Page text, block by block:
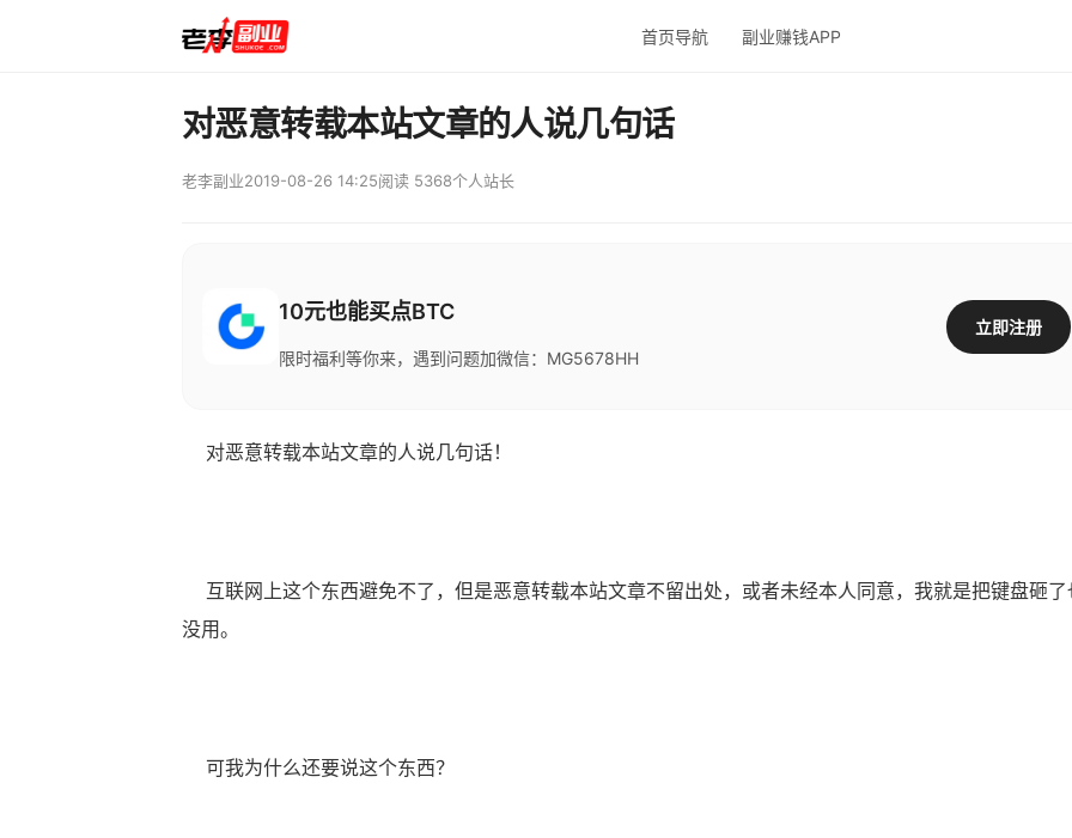
首页导航 副业赚钱APP
对恶意转载本站文章的人说几句话
老李副业2019-08-26 14:25阅读 5368个人站长
10元也能买点BTC
限时福利等你来，遇到问题加微信：MG5678HH
立即注册
对恶意转载本站文章的人说几句话！
互联网上这个东西避免不了，但是恶意转载本站文章不留出处，或者未经本人同意，我就是把键盘砸了
没用。
可我为什么还要说这个东西？